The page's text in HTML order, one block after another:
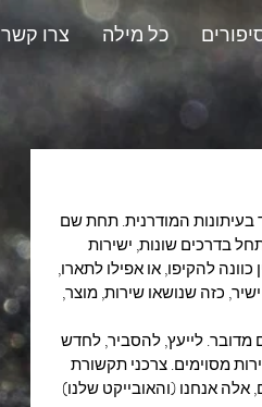
כל מילה צרו קשר
בעיתונות המודרנית. תחת שם
בדרכים שונות, ישירות
להקיפו, או אפילו לתארו,
כזה שנושאו שירות, מוצר,
לייעץ, להסביר, לחדש
מסוימים. צרכני תקשורת
אלה אנחנו (והאובייקט שלנו)